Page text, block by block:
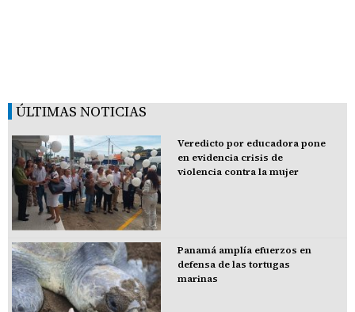
ÚLTIMAS NOTICIAS
Veredicto por educadora pone
en evidencia crisis de
violencia contra la mujer
Panamá amplía efuerzos en
defensa de las tortugas
marinas